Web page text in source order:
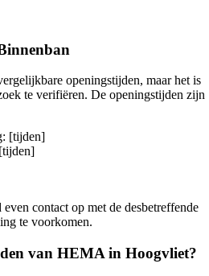
openingstijden, maar het is
te verifiëren. De openingstijden zijn
[tijden]
contact op met de desbetreffende
te voorkomen.
van HEMA in Hoogvliet?